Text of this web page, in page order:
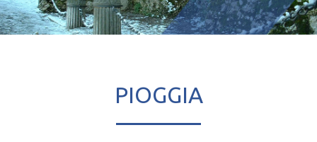
to
content
PIOGGIA